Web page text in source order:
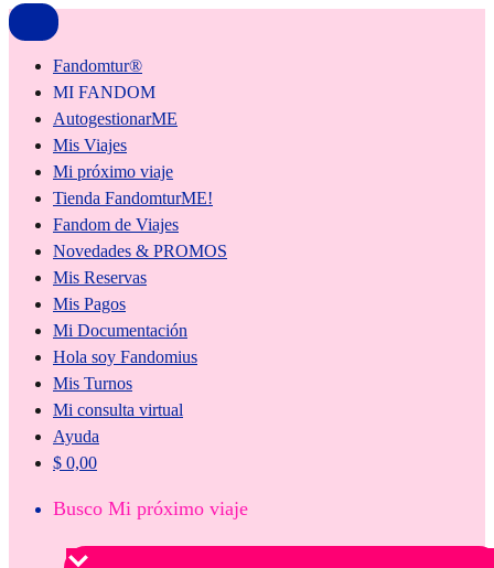
Fandomtur®
MI FANDOM
AutogestionarME
Mis Viajes
Mi próximo viaje
Tienda FandomturME!
Fandom de Viajes
Novedades & PROMOS
Mis Reservas
Mis Pagos
Mi Documentación
Hola soy Fandomius
Mis Turnos
Mi consulta virtual
Ayuda
$ 0,00
Busco Mi próximo viaje